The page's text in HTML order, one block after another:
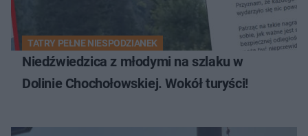
TATRY PEŁNE NIESPODZIANEK
Niedźwiedzica z młodymi na szlaku w
Dolinie Chochołowskiej. Wokół turyści!